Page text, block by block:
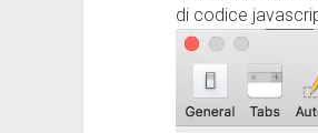
di codice